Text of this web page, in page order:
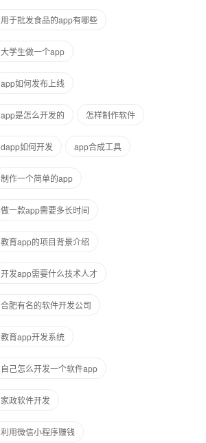
用于批发食品的app有哪些
大学生做一个app
app如何发布上线
app是怎么开发的 怎样制作软件
dapp如何开发 app合成工具
制作一个简单的app
做一款app需要多长时间
教育app的项目背景介绍
开发app需要什么技术人才
合肥有名的软件开发公司
教育app开发系统
自己怎么开发一个软件app
家政软件开发
利用微信小程序赚钱